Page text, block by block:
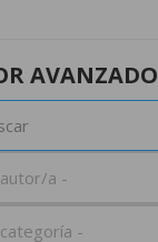
AVANZADO